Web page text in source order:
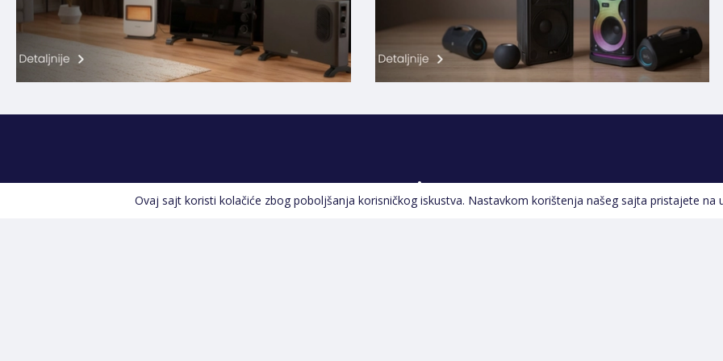
Pratite nas
Ovaj sajt koristi kolačiće zbog poboljšanja korisničkog iskustva. Nastavkom korištenja našeg sajta pristajete na